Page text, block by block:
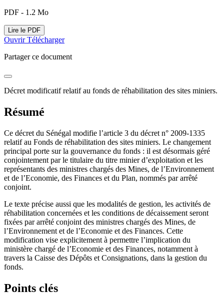
PDF - 1.2 Mo
Lire le PDF
OuvrirTélécharger
Partager ce document
Décret modificatif relatif au fonds de réhabilitation des sites miniers.
Résumé
Ce décret du Sénégal modifie l’article 3 du décret n° 2009-1335
relatif au Fonds de réhabilitation des sites miniers. Le changement
principal porte sur la gouvernance du fonds : il est désormais géré
conjointement par le titulaire du titre minier d’exploitation et les
représentants des ministres chargés des Mines, de l’Environnement
et de l’Economie, des Finances et du Plan, nommés par arrêté
conjoint.
Le texte précise aussi que les modalités de gestion, les activités de
réhabilitation concernées et les conditions de décaissement seront
fixées par arrêté conjoint des ministres chargés des Mines, de
l’Environnement et de l’Economie et des Finances. Cette
modification vise explicitement à permettre l’implication du
ministère chargé de l’Economie et des Finances, notamment à
travers la Caisse des Dépôts et Consignations, dans la gestion du
fonds.
Points clés